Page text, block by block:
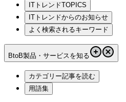
ITトレンドTOPICS
ITトレンドからのお知らせ
よく検索されるキーワード
BtoB製品・サービスを知る
カテゴリー記事を読む
用語集